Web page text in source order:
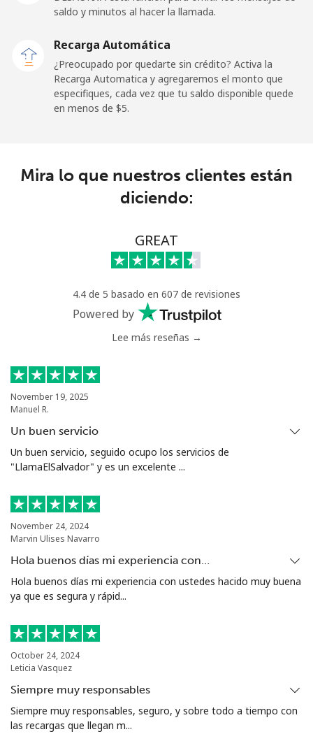
Premium ⁦42.5¢⁩
23 min por
United States
All country ⁦1.5¢⁩
665 min por
-
⁦$10⁩
⁦$10⁩
⁦$10⁩
Us Virgin Islands
All country ⁦17.5¢⁩
Línea fija ⁦16.9¢⁩
Celular ⁦16.9¢⁩
Tashkent ⁦16.5¢⁩
60 min por
saldo y minutos al hacer la llamada.
Recarga Automática
¿Preocupado por quedarte sin crédito? Activa la
Recarga Automatica y agregaremos el monto que
especifiques, cada vez que tu saldo disponible quede
en menos de ⁦$5⁩.
Mira lo que nuestros clientes están
diciendo:
GREAT
4.4 de 5 basado en 607 de revisiones
Powered by
Lee más reseñas →
November 19, 2025
Manuel R.
Un buen servicio
Un buen servicio, seguido ocupo los servicios de
"LlamaElSalvador" y es un excelente ...
November 24, 2024
Marvin Ulises Navarro
Hola buenos días mi experiencia con…
Hola buenos días mi experiencia con ustedes hacido muy buena
ya que es segura y rápid...
October 24, 2024
Leticia Vasquez
Siempre muy responsables
Siempre muy responsables, seguro, y sobre todo a tiempo con
las recargas que llegan m...